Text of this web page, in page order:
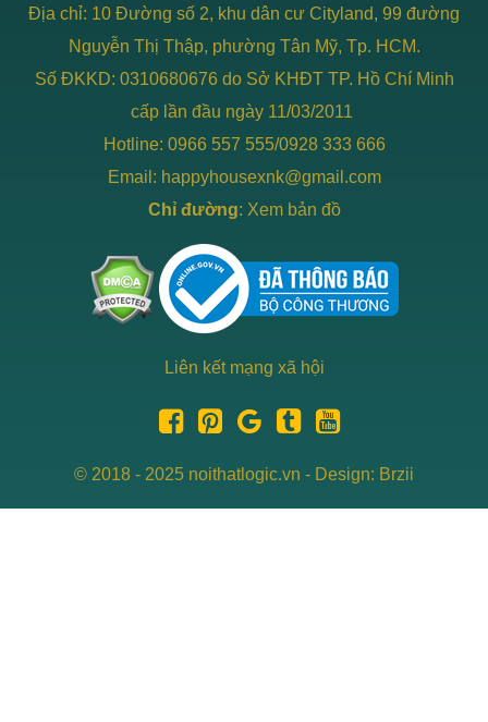
Địa chỉ: 10 Đường số 2, khu dân cư Cityland, 99 đường
Nguyễn Thị Thập, phường Tân Mỹ, Tp. HCM.
Số ĐKKD: 0310680676 do Sở KHĐT TP. Hồ Chí Minh
cấp lần đầu ngày 11/03/2011
Hotline: 0966 557 555/0928 333 666
Email: happyhousexnk@gmail.com
Chỉ đường: Xem bản đồ
Liên kết mạng xã hội
© 2018 - 2025 noithatlogic.vn - Design: Brzii